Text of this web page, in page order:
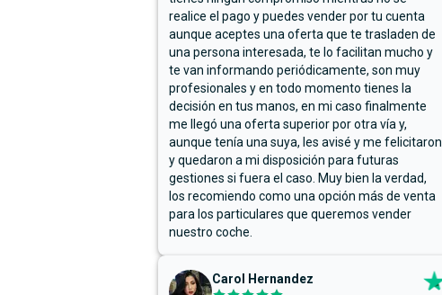
realice el pago y puedes vender por tu cuenta
aunque aceptes una oferta que te trasladen de
una persona interesada, te lo facilitan mucho y
te van informando periódicamente, son muy
profesionales y en todo momento tienes la
decisión en tus manos, en mi caso finalmente
me llegó una oferta superior por otra vía y,
aunque tenía una suya, les avisé y me felicitaron
y quedaron a mi disposición para futuras
gestiones si fuera el caso. Muy bien la verdad,
los recomiendo como una opción más de venta
para los particulares que queremos vender
nuestro coche.
Carol Hernandez